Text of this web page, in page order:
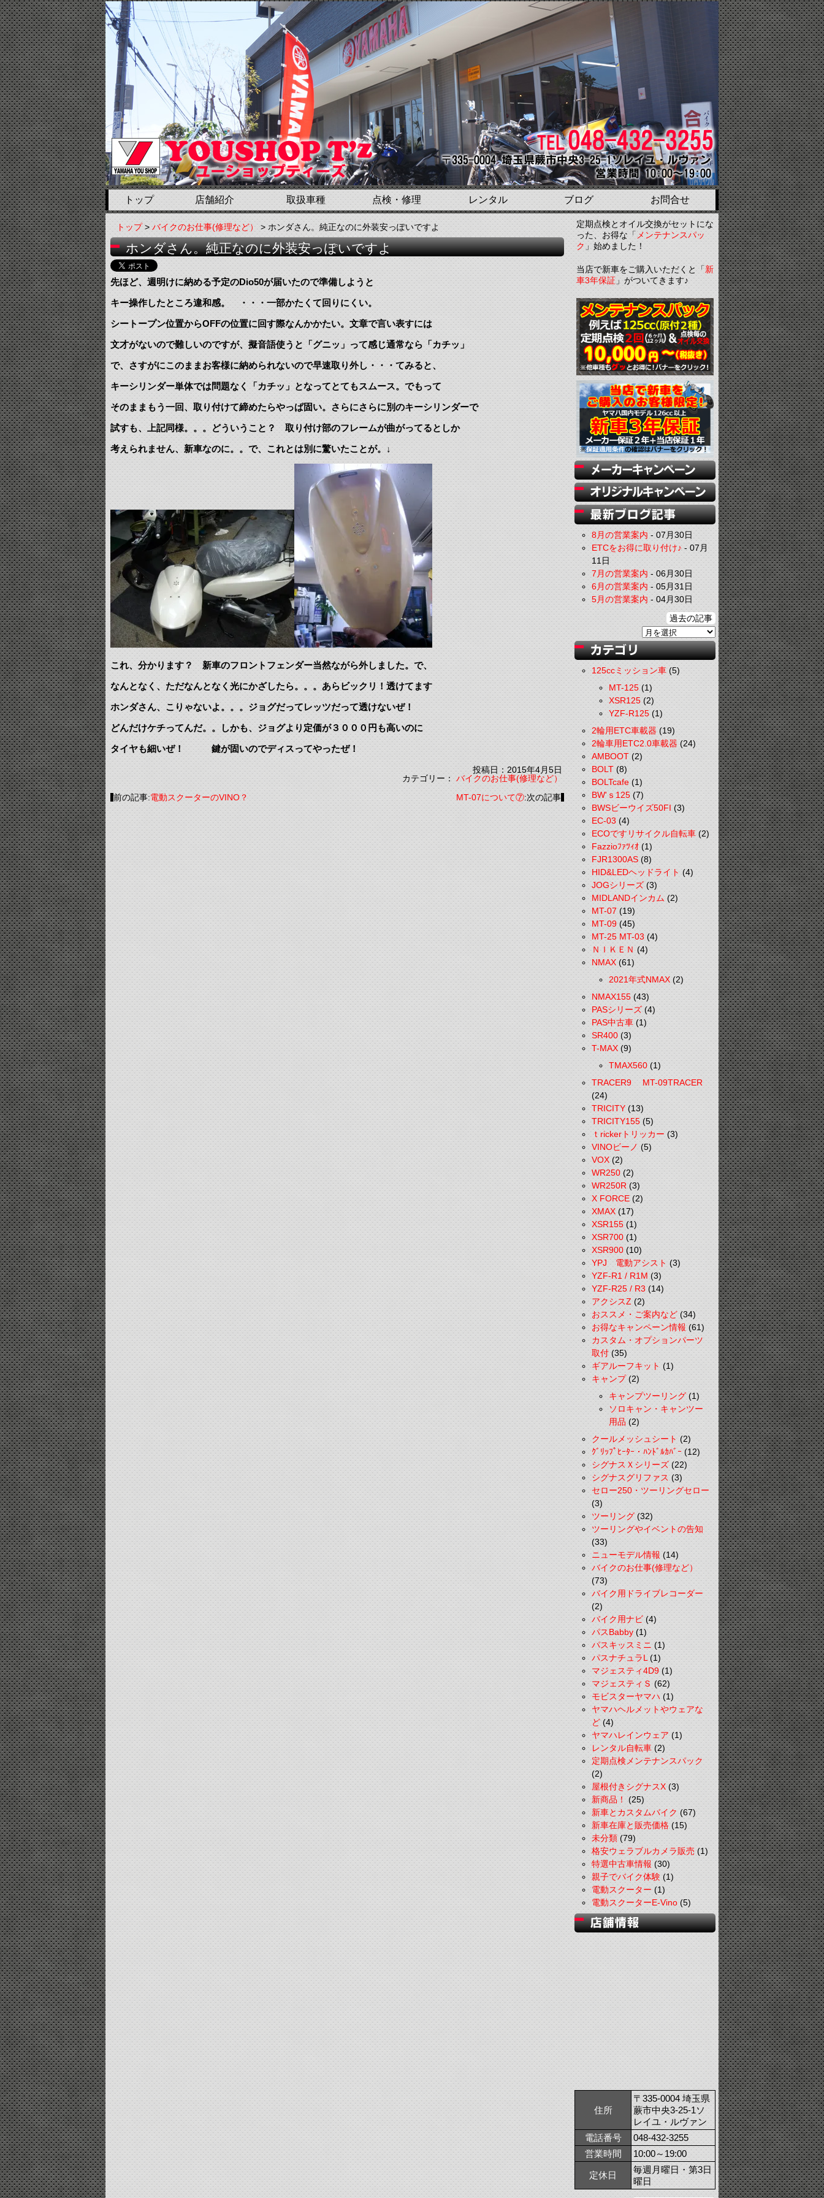
トップ 店舗紹介 取扱車種 点検・修理 レンタル ブログ お問合せ
トップ>バイクのお仕事(修理など）> ホンダさん。純正なのに外装安っぽいですよ
ホンダさん。純正なのに外装安っぽいですよ
先ほど、週明けに納める予定のDio50が届いたので準備しようと
キー操作したところ違和感。 ・・・一部かたくて回りにくい。
シートープン位置からOFFの位置に回す際なんかかたい。文章で言い表すには
文才がないので難しいのですが、擬音語使うと「グニッ」って感じ通常なら「カチッ」
で、さすがにこのままお客様に納められないので早速取り外し・・・てみると、
キーシリンダー単体では問題なく「カチッ」となってとてもスムース。でもって
そのままもう一回、取り付けて締めたらやっぱ固い。さらにさらに別のキーシリンダーで
試すも、上記同様。。。どういうこと？ 取り付け部のフレームが曲がってるとしか
考えられません、新車なのに。。で、これとは別に驚いたことが。↓
これ、分かります？ 新車のフロントフェンダー当然ながら外しました。で、
なんとなく、ただなんとなく光にかざしたら。。。あらビックリ！透けてます
ホンダさん、こりゃないよ。。。ジョグだってレッツだって透けないぜ！
どんだけケチってんだ。。しかも、ジョグより定価が３０００円も高いのに
タイヤも細いぜ！ 鍵が固いのでディスってやったぜ！
投稿日：2015年4月5日
カテゴリー：バイクのお仕事(修理など）
前の記事:電動スクーターのVINO？ MT-07について⑦:次の記事
定期点検とオイル交換がセットにな
った、お得な「 メンテナンスパッ
ク」始めました！
当店で新車をご購入いただくと「新
車3年保証」がついてきます♪
8月の営業案内-07月30日
ETCをお得に取り付け♪-07月
11日
7月の営業案内-06月30日
6月の営業案内-05月31日
5月の営業案内-04月30日
過去の記事
125ccミッション車(5)
MT-125(1)
XSR125(2)
YZF-R125(1)
2輪用ETC車載器(19)
2輪車用ETC2.0車載器(24)
AMBOOT(2)
BOLT(8)
BOLTcafe(1)
BW'ｓ125(7)
BWSビーウイズ50FI(3)
EC-03(4)
ECOですリサイクル自転車(2)
Fazzioﾌｧﾂｨｵ(1)
FJR1300AS(8)
HID&LEDヘッドライト(4)
JOGシリーズ(3)
MIDLANDインカム(2)
MT-07(19)
MT-09 (45)
MT-25 MT-03(4)
ＮＩＫＥＮ(4)
NMAX(61)
2021年式NMAX(2)
NMAX155(43)
PASシリーズ(4)
PAS中古車(1)
SR400(3)
T-MAX(9)
TMAX560(1)
TRACER9 MT-09TRACER
(24)
TRICITY(13)
TRICITY155(5)
ｔrickerトリッカー(3)
VINOビーノ(5)
VOX(2)
WR250(2)
WR250R(3)
X FORCE(2)
XMAX(17)
XSR155(1)
XSR700(1)
XSR900(10)
YPJ 電動アシスト(3)
YZF-R1 / R1M(3)
YZF-R25 / R3(14)
アクシスZ(2)
おススメ・ご案内など(34)
お得なキャンペーン情報(61)
カスタム・オプションパーツ
取付(35)
ギアルーフキット(1)
キャンプ(2)
キャンプツーリング(1)
ソロキャン・キャンツー
用品(2)
クールメッシュシート(2)
ｸﾞﾘｯﾌﾟﾋｰﾀｰ・ﾊﾝﾄﾞﾙｶﾊﾞｰ(12)
シグナスＸシリーズ(22)
シグナスグリファス(3)
セロー250・ツーリングセロー
(3)
ツーリング(32)
ツーリングやイベントの告知
(33)
ニューモデル情報(14)
バイクのお仕事(修理など）
(73)
バイク用ドライブレコーダー
(2)
バイク用ナビ(4)
パスBabby(1)
パスキッスミニ(1)
パスナチュラL(1)
マジェスティ4D9(1)
マジェスティＳ(62)
モビスターヤマハ(1)
ヤマハヘルメットやウェアな
ど(4)
ヤマハレインウェア(1)
レンタル自転車(2)
定期点検メンテナンスパック
(2)
屋根付きシグナスX(3)
新商品！(25)
新車とカスタムバイク(67)
新車在庫と販売価格(15)
未分類(79)
格安ウェラブルカメラ販売(1)
特選中古車情報(30)
親子でバイク体験(1)
電動スクーター(1)
電動スクーターE-Vino(5)
住所
〒335-0004 埼玉県
蕨市中央3-25-1ソ
レイユ・ルヴァン
電話番号
048-432-3255
営業時間
10:00～19:00
定休日
毎週月曜日・第3日
曜日